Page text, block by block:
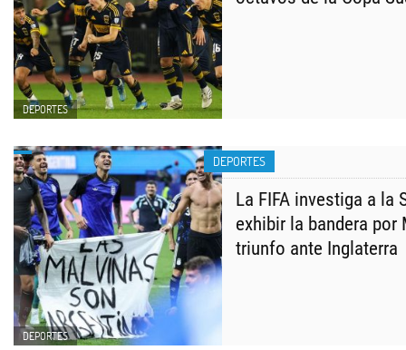
DEPORTES
DEPORTES
DEPORTES
La FIFA investiga a la
exhibir la bandera por
triunfo ante Inglaterra